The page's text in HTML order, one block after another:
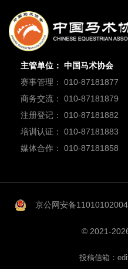
主管单位： 中国马术协会
赛事管理： 010-87181877
商务交流： 010-87181879
注册登记： 010-87181882
培训认证： 010-87181883
媒体合作： 010-87181858
京公网安备
© 2021-
投稿信箱：